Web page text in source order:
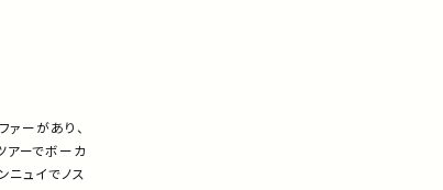
ァーがあり、
アーでボーカ
ニュイでノス